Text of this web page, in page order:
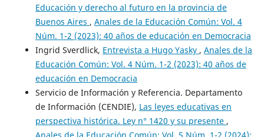
Educación y derecho al futuro en la provincia de
Buenos Aires , Anales de la Educación Común: Vol. 4
Núm. 1-2 (2023): 40 años de educación en Democracia
Ingrid Sverdlick, Entrevista a Hugo Yasky , Anales de la
Educación Común: Vol. 4 Núm. 1-2 (2023): 40 años de
educación en Democracia
Servicio de Información y Referencia. Departamento
de Información (CENDIE), Las leyes educativas en
perspectiva histórica. Ley n° 1420 y su presente ,